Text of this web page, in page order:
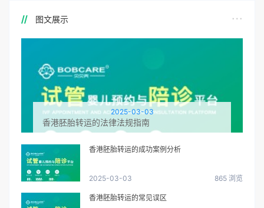
图文展示
2025-03-03
香港胚胎转运的法律法规指南
香港胚胎转运的成功案例分析
2025-03-03 865 浏览
香港胚胎转运的常见误区